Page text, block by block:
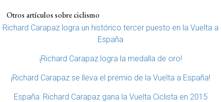
Otros artículos sobre ciclismo
Richard Carapaz logra un histórico tercer puesto en la Vuelta a
España
¡Richard Carapaz logra la medalla de oro!
¡Richard Carapaz se lleva el premio de la Vuelta a España!
España: Richard Carapaz gana la Vuelta Ciclista en 2015